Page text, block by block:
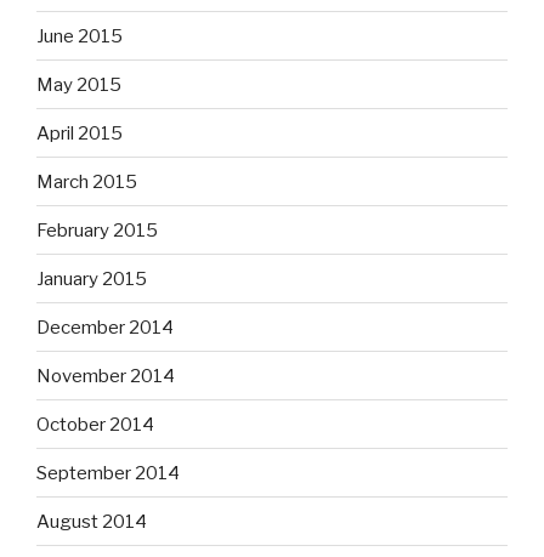
June 2015
May 2015
April 2015
March 2015
February 2015
January 2015
December 2014
November 2014
October 2014
September 2014
August 2014